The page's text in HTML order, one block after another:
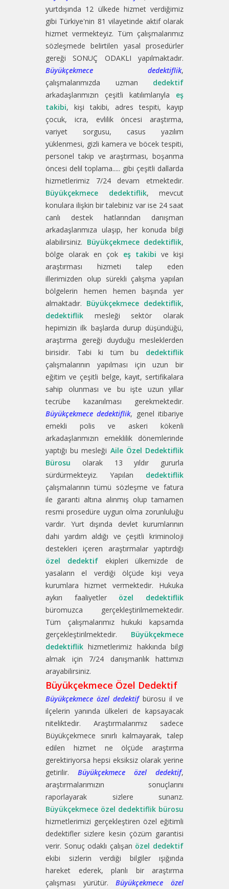
yurtdışında 12 ülkede hizmet verdiğimiz
gibi Türkiye'nin 81 vilayetinde aktif olarak
hizmet vermekteyiz. Tüm çalışmalarımız
sözleşmede belirtilen yasal prosedürler
gereği SONUÇ ODAKLI yapılmaktadır.
Büyükçekmece dedektiflik,
çalışmalarımızda uzman dedektif
arkadaşlarımızın çeşitli katılımlarıyla eş
takibi, kişi takibi, adres tespiti, kayıp
çocuk, icra, evlilik öncesi araştırma,
variyet sorgusu, casus yazılım
yüklenmesi, gizli kamera ve böcek tespiti,
personel takip ve araştırması, boşanma
öncesi delil toplama..... gibi çeşitli dallarda
hizmetlerimiz 7/24 devam etmektedir.
Büyükçekmece dedektiflik, mevcut
konulara ilişkin bir talebiniz var ise 24 saat
canlı destek hatlarından danışman
arkadaşlarımıza ulaşıp, her konuda bilgi
alabilirsiniz. Büyükçekmece dedektiflik,
bölge olarak en çok eş takibi ve kişi
araştırması hizmeti talep eden
illerimizden olup sürekli çalışma yapılan
bölgelerin hemen hemen başında yer
almaktadır. Büyükçekmece dedektiflik,
dedektiflik mesleği sektör olarak
hepimizin ilk başlarda durup düşündüğü,
araştırma gereği duyduğu mesleklerden
birisidir. Tabi ki tüm bu dedektiflik
çalışmalarının yapılması için uzun bir
eğitim ve çeşitli belge, kayıt, sertifikalara
sahip olunması ve bu işte uzun yıllar
tecrübe kazanılması gerekmektedir.
Büyükçekmece dedektiflik, genel itibariye
emekli polis ve askeri kökenli
arkadaşlarımızın emeklilik dönemlerinde
yaptığı bu mesleği Aile Özel Dedektiflik
Bürosu olarak 13 yıldır gururla
sürdürmekteyiz. Yapılan dedektiflik
çalışmalarının tümü sözleşme ve fatura
ile garanti altına alınmış olup tamamen
resmi prosedüre uygun olma zorunluluğu
vardır. Yurt dışında devlet kurumlarının
dahi yardım aldığı ve çeşitli kriminoloji
destekleri içeren araştırmalar yaptırdığı
özel dedektifekipleri ülkemizde de
yasaların el verdiği ölçüde kişi veya
kurumlara hizmet vermektedir. Hukuka
aykırı faaliyetler özel dedektiflik
büromuzca gerçekleştirilmemektedir.
Tüm çalışmalarımız hukuki kapsamda
gerçekleştirilmektedir. Büyükçekmece
dedektiflik hizmetlerimiz hakkında bilgi
almak için 7/24 danışmanlık hattımızı
arayabilirsiniz.
Büyükçekmece Özel Dedektif
Büyükçekmece özel dedektifbürosu il ve
ilçelerin yanında ülkeleri de kapsayacak
niteliktedir. Araştırmalarımız sadece
Büyükçekmece sınırlı kalmayarak, talep
edilen hizmet ne ölçüde araştırma
gerektiriyorsa hepsi eksiksiz olarak yerine
getirilir. Büyükçekmece özel dedektif,
araştırmalarımızın sonuçlarını
raporlayarak sizlere sunarız.
Büyükçekmece özel dedektiflik bürosu
hizmetlerimizi gerçekleştiren özel eğitimli
dedektifler sizlere kesin çözüm garantisi
verir. Sonuç odaklı çalışan özel dedektif
ekibi sizlerin verdiği bilgiler ışığında
hareket ederek, planlı bir araştırma
çalışması yürütür.Büyükçekmece özel